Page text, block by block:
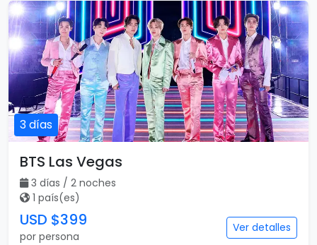
3 días
BTS Las Vegas
3 días / 2 noches
1 país(es)
USD $399
por persona
Ver detalles